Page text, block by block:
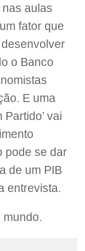
aulas
fator que
o Banco
E uma
vai
pode se dar
de um PIB
entrevista.
mundo.